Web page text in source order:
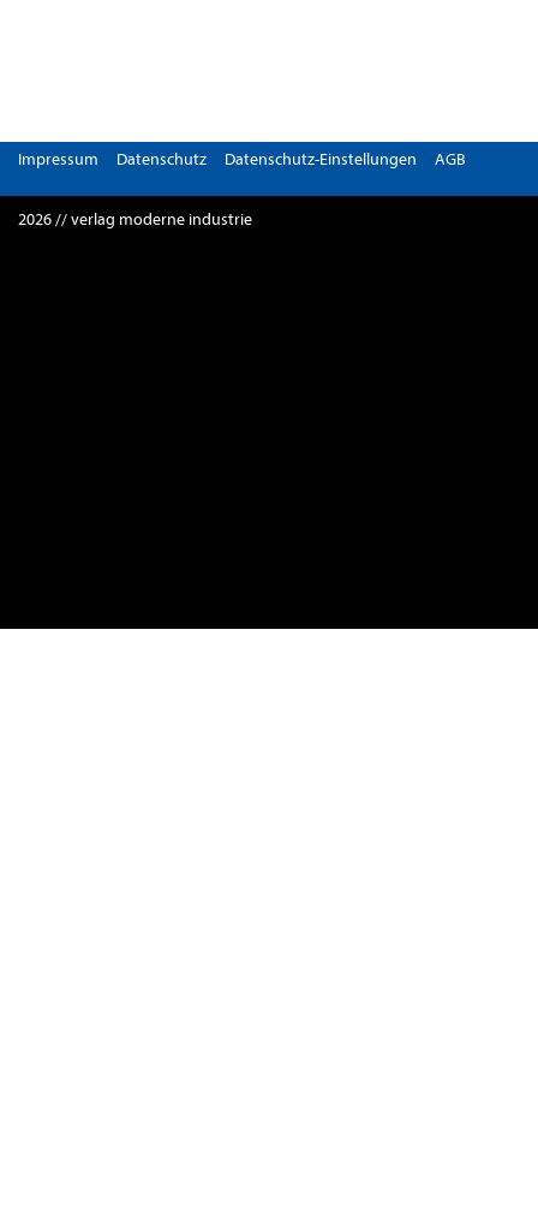
Impressum Datenschutz Datenschutz-Einstellungen AGB
2026 // verlag moderne industrie